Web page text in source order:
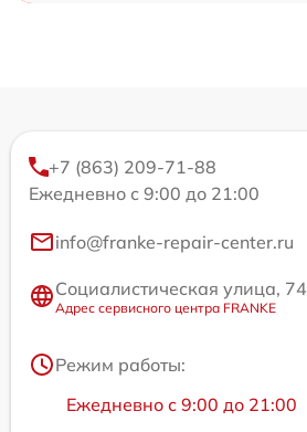
+7 (863) 209-71-88
Ежедневно с 9:00 до 21:00
info@franke-repair-center.ru
Социалистическая улица, 74
Адрес сервисного центра FRANKE
Режим работы:
Ежедневно с 9:00 до 21:00